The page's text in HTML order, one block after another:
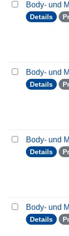
Body- und
Details
Body- und
Details
Body- und
Details
Body- und
Details